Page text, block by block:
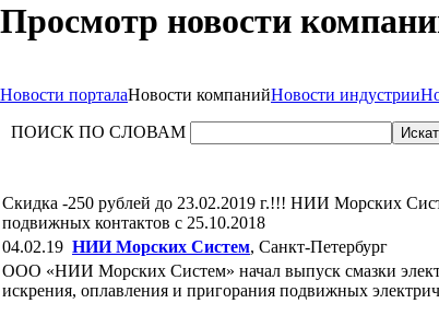
Просмотр новости
Новости порталаНовости компанийНовости индустрии
ПОИСК ПО СЛОВАМ
Скидка -250 рублей до 23.02.2019 г.!!! НИИ Морских
подвижных контактов c 25.10.2018
04.02.19 НИИ Морских Систем, Санкт-Петербург
ООО «НИИ Морских Систем» начал выпуск смазки
искрения, оплавления и пригорания подвижных